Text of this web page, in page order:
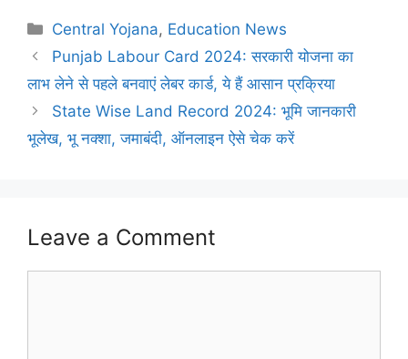
Categories
Central Yojana, Education News
Punjab Labour Card 2024: सरकारी योजना का
लाभ लेने से पहले बनवाएं लेबर कार्ड, ये हैं आसान प्रक्रिया
State Wise Land Record 2024: भूमि जानकारी
भूलेख, भू नक्शा, जमाबंदी, ऑनलाइन ऐसे चेक करें
Leave a Comment